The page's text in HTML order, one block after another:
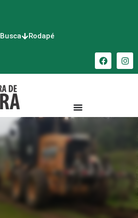
Busca Rodapé